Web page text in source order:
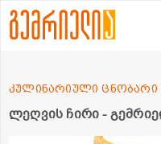
ლეღვის ჩირი -
კულინარიული ცნობარი